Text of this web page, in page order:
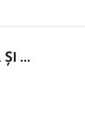
...